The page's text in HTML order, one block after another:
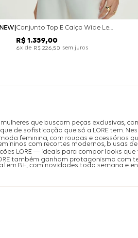
NEW Conjunto Top E Calça Wide Leg Bicolor Alfaitaria - Off White
R$ 1.359,00
6x de R$ 226,50 sem juros
que buscam peças exclusivas,
de sofisticação que só a LORE tem.
feminina, com roupas e acessórios
com recortes modernos, blusas
LORE — ideais para compor looks
também ganham protagonismo com
em BH, com novidades toda semana e